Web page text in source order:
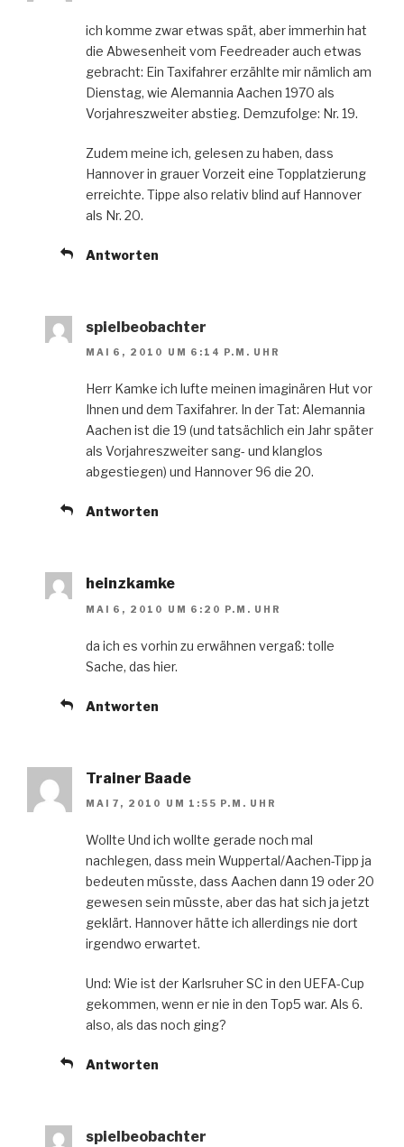
ich komme zwar etwas spät, aber immerhin hat
die Abwesenheit vom Feedreader auch etwas
gebracht: Ein Taxifahrer erzählte mir nämlich am
Dienstag, wie Alemannia Aachen 1970 als
Vorjahreszweiter abstieg. Demzufolge: Nr. 19.
Zudem meine ich, gelesen zu haben, dass
Hannover in grauer Vorzeit eine Topplatzierung
erreichte. Tippe also relativ blind auf Hannover
als Nr. 20.
Antworten
spielbeobachter
MAI 6, 2010 UM 6:14 P.M. UHR
Herr Kamke ich lufte meinen imaginären Hut vor
Ihnen und dem Taxifahrer. In der Tat: Alemannia
Aachen ist die 19 (und tatsächlich ein Jahr später
als Vorjahreszweiter sang- und klanglos
abgestiegen) und Hannover 96 die 20.
Antworten
heinzkamke
MAI 6, 2010 UM 6:20 P.M. UHR
da ich es vorhin zu erwähnen vergaß: tolle
Sache, das hier.
Antworten
Trainer Baade
MAI 7, 2010 UM 1:55 P.M. UHR
Wollte Und ich wollte gerade noch mal
nachlegen, dass mein Wuppertal/Aachen-Tipp ja
bedeuten müsste, dass Aachen dann 19 oder 20
gewesen sein müsste, aber das hat sich ja jetzt
geklärt. Hannover hätte ich allerdings nie dort
irgendwo erwartet.
Und: Wie ist der Karlsruher SC in den UEFA-Cup
gekommen, wenn er nie in den Top5 war. Als 6.
also, als das noch ging?
Antworten
spielbeobachter